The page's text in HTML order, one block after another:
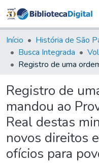
Início História de São
Busca Integrada
Registro de
mandou ao
Real destas
novos direitos
ofícios para